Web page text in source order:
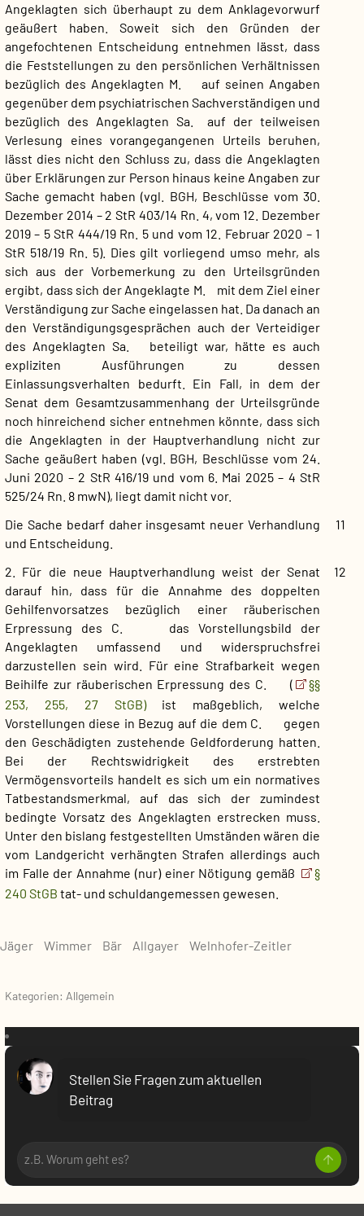
Angeklagten sich überhaupt zu dem Anklagevorwurf
geäußert haben. Soweit sich den Gründen der
angefochtenen Entscheidung entnehmen lässt, dass
die Feststellungen zu den persönlichen Verhältnissen
bezüglich des Angeklagten M. auf seinen Angaben
gegenüber dem psychiatrischen Sachverständigen und
bezüglich des Angeklagten Sa. auf der teilweisen
Verlesung eines vorangegangenen Urteils beruhen,
lässt dies nicht den Schluss zu, dass die Angeklagten
über Erklärungen zur Person hinaus keine Angaben zur
Sache gemacht haben (vgl. BGH, Beschlüsse vom 30.
Dezember 2014 – 2 StR 403/14 Rn. 4, vom 12. Dezember
2019 – 5 StR 444/19 Rn. 5 und vom 12. Februar 2020 – 1
StR 518/19 Rn. 5). Dies gilt vorliegend umso mehr, als
sich aus der Vorbemerkung zu den Urteilsgründen
ergibt, dass sich der Angeklagte M. mit dem Ziel einer
Verständigung zur Sache eingelassen hat. Da danach an
den Verständigungsgesprächen auch der Verteidiger
des Angeklagten Sa. beteiligt war, hätte es auch
expliziten Ausführungen zu dessen
Einlassungsverhalten bedurft. Ein Fall, in dem der
Senat dem Gesamtzusammenhang der Urteilsgründe
noch hinreichend sicher entnehmen könnte, dass sich
die Angeklagten in der Hauptverhandlung nicht zur
Sache geäußert haben (vgl. BGH, Beschlüsse vom 24.
Juni 2020 – 2 StR 416/19 und vom 6. Mai 2025 – 4 StR
525/24 Rn. 8 mwN), liegt damit nicht vor.
11
Die Sache bedarf daher insgesamt neuer Verhandlung
und Entscheidung.
12
2. Für die neue Hauptverhandlung weist der Senat
darauf hin, dass für die Annahme des doppelten
Gehilfenvorsatzes bezüglich einer räuberischen
Erpressung des C. das Vorstellungsbild der
Angeklagten umfassend und widerspruchsfrei
darzustellen sein wird. Für eine Strafbarkeit wegen
Beihilfe zur räuberischen Erpressung des C. (
§§
253, 255, 27 StGB)ist maßgeblich, welche
Vorstellungen diese in Bezug auf die dem C. gegen
den Geschädigten zustehende Geldforderung hatten.
Bei der Rechtswidrigkeit des erstrebten
Vermögensvorteils handelt es sich um ein normatives
Tatbestandsmerkmal, auf das sich der zumindest
bedingte Vorsatz des Angeklagten erstrecken muss.
Unter den bislang festgestellten Umständen wären die
vom Landgericht verhängten Strafen allerdings auch
im Falle der Annahme (nur) einer Nötigung gemäß
§
240 StGB tat- und schuldangemessen gewesen.
Jäger Wimmer Bär Allgayer Welnhofer-Zeitler
Kategorien: Allgemein
VR:
Stellen Sie Fragen zum aktuellen
Beitrag